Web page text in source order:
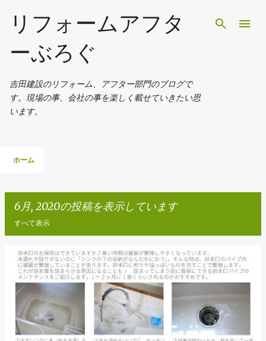
スキップしてメイン コンテンツに移動
リフォームアフタ
ーぶろぐ
吉田建設のリフォーム、アフター部門のブログで
す。現場の事、会社の事を楽しく載せていきたい思
います。
ホーム
6月, 2020の投稿を表示しています
すべて表示